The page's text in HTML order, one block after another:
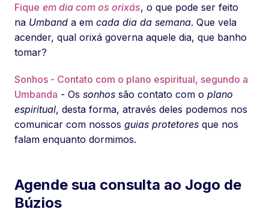
Fique em dia com os orixás, o que pode ser feito
na Umband a em cada dia da semana. Que vela
acender, qual orixá governa aquele dia, que banho
tomar?
Sonhos - Contato com o plano espiritual, segundo a
Umbanda - Os sonhos são contato com o plano
espiritual, desta forma, através deles podemos nos
comunicar com nossos guias protetores que nos
falam enquanto dormimos.
Agende sua consulta ao Jogo de
Búzios